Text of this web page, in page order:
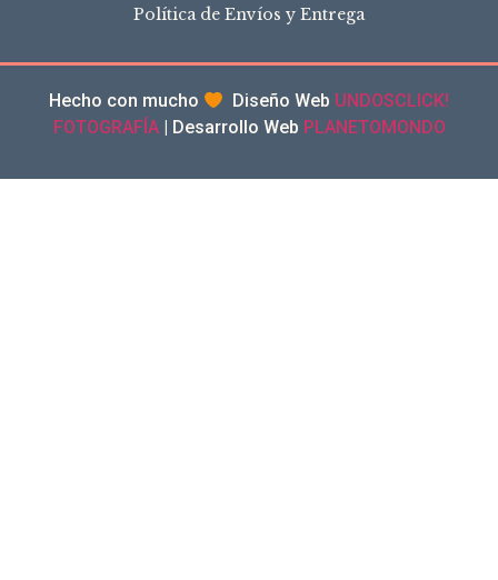
Política de Envíos y Entrega
Hecho con mucho Diseño Web UNDOSCLICK!
FOTOGRAFÍA| Desarrollo Web PLANETOMONDO